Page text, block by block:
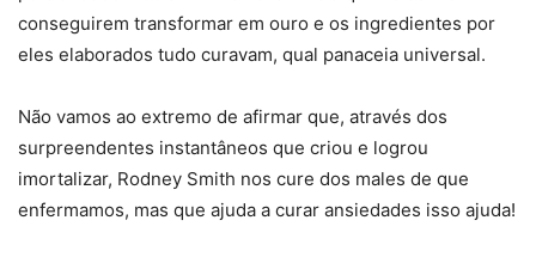
conseguirem transformar em ouro e os ingredientes por
eles elaborados tudo curavam, qual panaceia universal.
Não vamos ao extremo de afirmar que, através dos
surpreendentes instantâneos que criou e logrou
imortalizar, Rodney Smith nos cure dos males de que
enfermamos, mas que ajuda a curar ansiedades isso ajuda!